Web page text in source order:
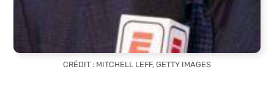
CRÉDIT : MITCHELL LEFF, GETTY IMAGES